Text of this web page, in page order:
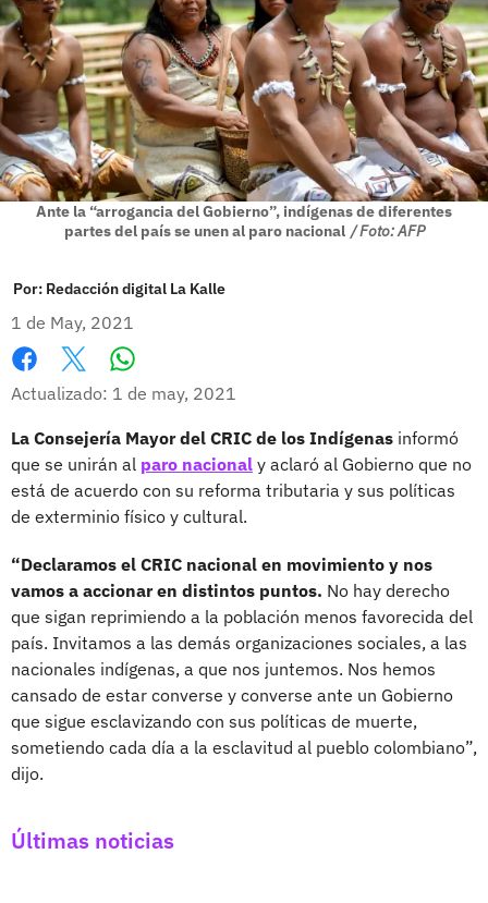
Ante la “arrogancia del Gobierno”, indígenas de diferentes
partes del país se unen al paro nacional / Foto: AFP
Por: Redacción digital La Kalle
1 de May, 2021
Facebook
X
Actualizado: 1 de may, 2021
La Consejería Mayor del CRIC de los Indígenas informó
que se unirán al paro nacional y aclaró al Gobierno que no
está de acuerdo con su reforma tributaria y sus políticas
de exterminio físico y cultural.
“Declaramos el CRIC nacional en movimiento y nos
vamos a accionar en distintos puntos. No hay derecho
que sigan reprimiendo a la población menos favorecida del
país. Invitamos a las demás organizaciones sociales, a las
nacionales indígenas, a que nos juntemos. Nos hemos
cansado de estar converse y converse ante un Gobierno
que sigue esclavizando con sus políticas de muerte,
sometiendo cada día a la esclavitud al pueblo colombiano”,
dijo.
Últimas noticias